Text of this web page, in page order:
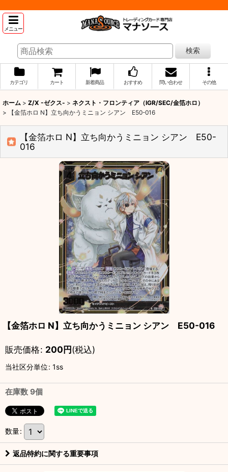
メニュー
検索
カテゴリ カート 新着商品 おすすめ 問い合わせ その他
ホーム > Z/X -ゼクス- > ネクスト・フロンティア（IGR/SEC/金箔ホロ）
>
【金箔ホロ N】立ち向かうミニョン シアン E50-016
【金箔ホロ N】立ち向かうミニョン シアン E50-
016
【金箔ホロ N】立ち向かうミニョン シアン E50-016
販売価格: 200円(税込)
当社区分単位: 1ss
在庫数 9個
数量:
返品特約に関する重要事項